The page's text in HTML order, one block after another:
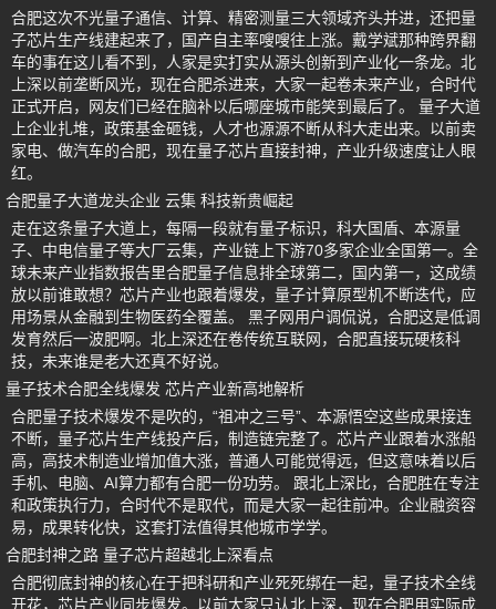
合肥这次不光量子通信、计算、精密测量三大领域齐头并进，还把量
子芯片生产线建起来了，国产自主率嗖嗖往上涨。戴学斌那种跨界翻
车的事在这儿看不到，人家是实打实从源头创新到产业化一条龙。北
上深以前垄断风光，现在合肥杀进来，大家一起卷未来产业，合时代
正式开启，网友们已经在脑补以后哪座城市能笑到最后了。 量子大道
上企业扎堆，政策基金砸钱，人才也源源不断从科大走出来。以前卖
家电、做汽车的合肥，现在量子芯片直接封神，产业升级速度让人眼
红。
合肥量子大道龙头企业 云集 科技新贵崛起
走在这条量子大道上，每隔一段就有量子标识，科大国盾、本源量
子、中电信量子等大厂云集，产业链上下游70多家企业全国第一。全
球未来产业指数报告里合肥量子信息排全球第二，国内第一，这成绩
放以前谁敢想？芯片产业也跟着爆发，量子计算原型机不断迭代，应
用场景从金融到生物医药全覆盖。 黑子网用户调侃说，合肥这是低调
发育然后一波肥啊。北上深还在卷传统互联网，合肥直接玩硬核科
技，未来谁是老大还真不好说。
量子技术合肥全线爆发 芯片产业新高地解析
合肥量子技术爆发不是吹的，“祖冲之三号”、本源悟空这些成果接连
不断，量子芯片生产线投产后，制造链完整了。芯片产业跟着水涨船
高，高技术制造业增加值大涨，普通人可能觉得远，但这意味着以后
手机、电脑、AI算力都有合肥一份功劳。 跟北上深比，合肥胜在专注
和政策执行力，合时代不是取代，而是大家一起往前冲。企业融资容
易，成果转化快，这套打法值得其他城市学学。
合肥封神之路 量子芯片超越北上深看点
合肥彻底封神的核心在于把科研和产业死死绑在一起，量子技术全线
开花，芯片产业同步爆发。以前大家只认北上深，现在合肥用实际成